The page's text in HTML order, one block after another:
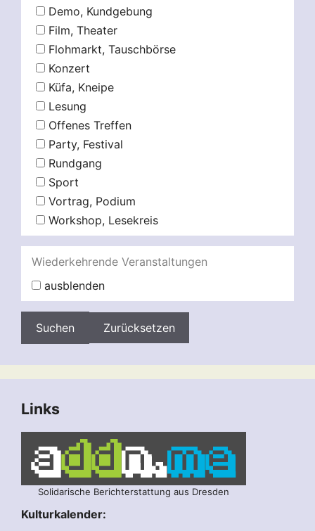
Demo, Kundgebung
Film, Theater
Flohmarkt, Tauschbörse
Konzert
Küfa, Kneipe
Lesung
Offenes Treffen
Party, Festival
Rundgang
Sport
Vortrag, Podium
Workshop, Lesekreis
Wiederkehrende Veranstaltungen
ausblenden
Zurücksetzen
Links
Solidarische Berichterstattung aus Dresden
Kulturkalender: